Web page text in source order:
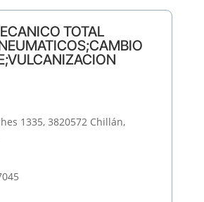
TOTAL
1335, 3820572 Chillán,